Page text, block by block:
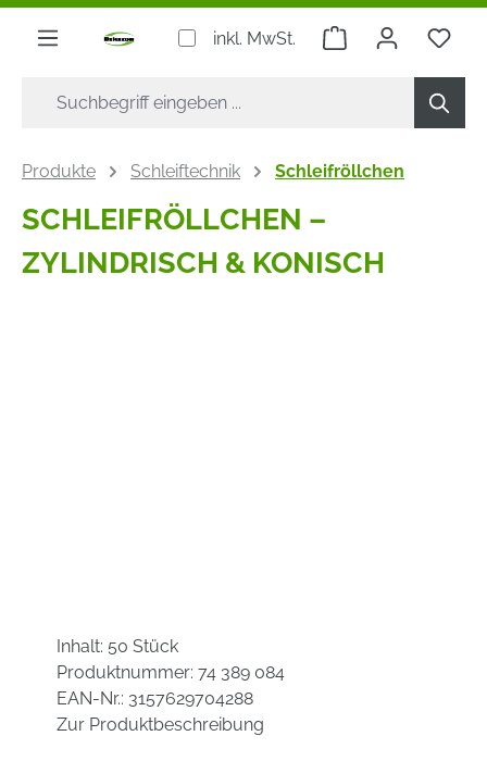
springen
inkl. MwSt. Warenkorb
Produkte Schleiftechnik Schleifröllchen
SCHLEIFRÖLLCHEN –
ZYLINDRISCH & KONISCH
Inhalt: 50 Stück
Produktnummer: 74 389 084
EAN-Nr.: 3157629704288
Zur Produktbeschreibung